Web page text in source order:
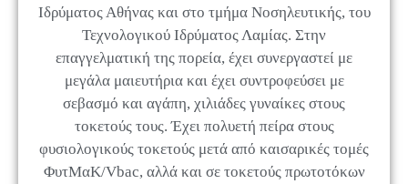
Ιδρύματος Αθήνας και στο τμήμα Νοσηλευτικής, του
Τεχνολογικού Ιδρύματος Λαμίας. Στην
επαγγελματική της πορεία, έχει συνεργαστεί με
μεγάλα μαιευτήρια και έχει συντροφεύσει με
σεβασμό και αγάπη, χιλιάδες γυναίκες στους
τοκετούς τους. Έχει πολυετή πείρα στους
φυσιολογικούς τοκετούς μετά από καισαρικές τομές
ΦυτΜαΚ/Vbac, αλλά και σε τοκετούς πρωτοτόκων